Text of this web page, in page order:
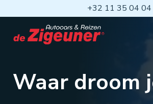
naar
hoofdinhoud
+32 11 35 04 04
Waar droom